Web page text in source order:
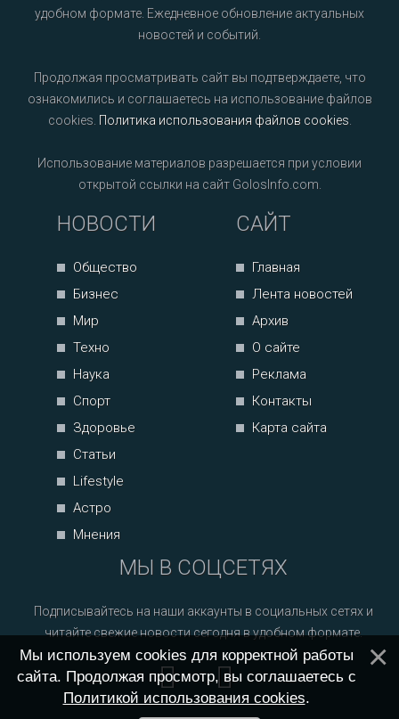
удобном формате. Ежедневное обновление актуальных
новостей и событий.
Продолжая просматривать сайт вы подтверждаете, что
ознакомились и соглашаетесь на использование файлов
cookies. Политика использования файлов cookies
Использование материалов разрешается при условии
открытой ссылки на сайт GolosInfo.com.
НОВОСТИ
Общество
Бизнес
Мир
Техно
Наука
Спорт
Здоровье
Статьи
Lifestyle
Астро
Мнения
САЙТ
Главная
Лента новостей
Архив
О сайте
Реклама
Контакты
Карта сайта
МЫ В СОЦСЕТЯХ
Подписывайтесь на наши аккаунты в социальных сетях и
читайте свежие новости сегодня в удобном формате.
Мы используем cookies для корректной работы
сайта. Продолжая просмотр, вы соглашаетесь с
Политикой использования cookies.